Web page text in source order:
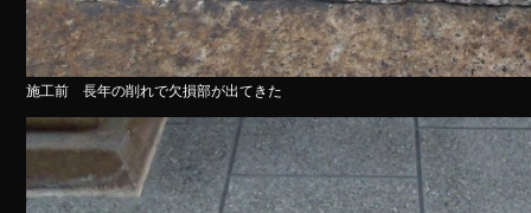
施工前 長年の削れで欠損部が出てきた